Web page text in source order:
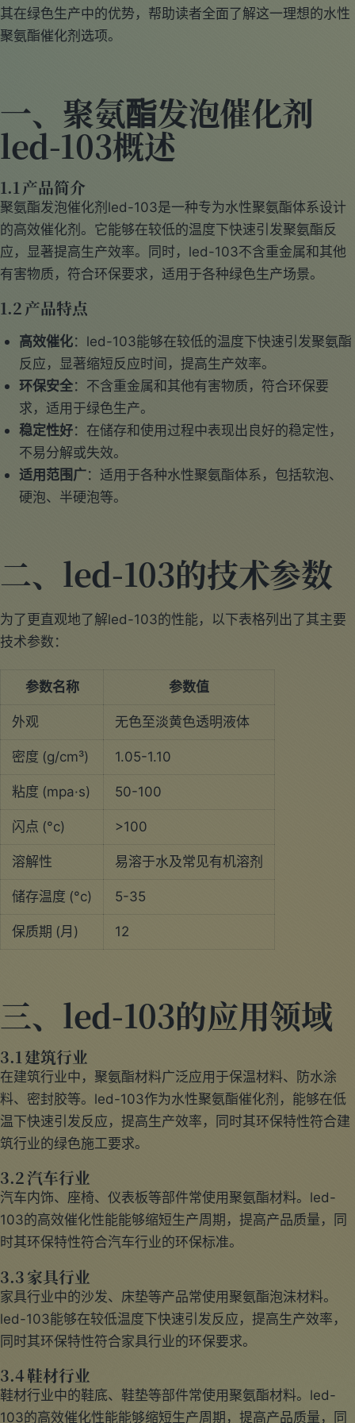
其在绿色生产中的优势，帮助读者全面了解这一理想的水性
聚氨酯催化剂选项。
一、聚氨酯发泡催化剂
led-103概述
1.1 产品简介
聚氨酯发泡催化剂led-103是一种专为水性聚氨酯体系设计
的高效催化剂。它能够在较低的温度下快速引发聚氨酯反
应，显著提高生产效率。同时，led-103不含重金属和其他
有害物质，符合环保要求，适用于各种绿色生产场景。
1.2 产品特点
高效催化：led-103能够在较低的温度下快速引发聚氨酯
反应，显著缩短反应时间，提高生产效率。
环保安全：不含重金属和其他有害物质，符合环保要
求，适用于绿色生产。
稳定性好：在储存和使用过程中表现出良好的稳定性，
不易分解或失效。
适用范围广：适用于各种水性聚氨酯体系，包括软泡、
硬泡、半硬泡等。
二、led-103的技术参数
为了更直观地了解led-103的性能，以下表格列出了其主要
技术参数：
参数名称
参数值
外观
无色至淡黄色透明液体
密度 (g/cm³)
1.05-1.10
粘度 (mpa·s)
50-100
闪点 (°c)
>100
溶解性
易溶于水及常见有机溶剂
储存温度 (°c)
5-35
保质期 (月)
12
三、led-103的应用领域
3.1 建筑行业
在建筑行业中，聚氨酯材料广泛应用于保温材料、防水涂
料、密封胶等。led-103作为水性聚氨酯催化剂，能够在低
温下快速引发反应，提高生产效率，同时其环保特性符合建
筑行业的绿色施工要求。
3.2 汽车行业
汽车内饰、座椅、仪表板等部件常使用聚氨酯材料。led-
103的高效催化性能能够缩短生产周期，提高产品质量，同
时其环保特性符合汽车行业的环保标准。
3.3 家具行业
家具行业中的沙发、床垫等产品常使用聚氨酯泡沫材料。
led-103能够在较低温度下快速引发反应，提高生产效率，
同时其环保特性符合家具行业的环保要求。
3.4 鞋材行业
鞋材行业中的鞋底、鞋垫等部件常使用聚氨酯材料。led-
103的高效催化性能能够缩短生产周期，提高产品质量，同